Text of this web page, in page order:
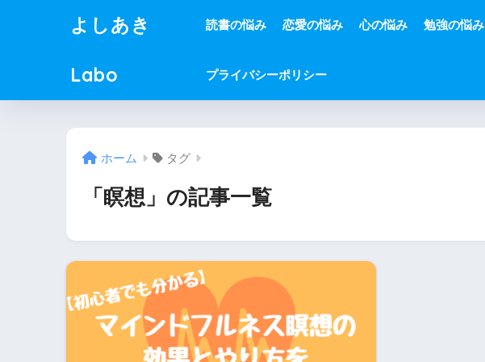
よしあき
Labo
読書の悩み 恋愛の悩み 心の悩み 勉強の悩み
プライバシーポリシー
ホーム タグ
「瞑想」の記事一覧